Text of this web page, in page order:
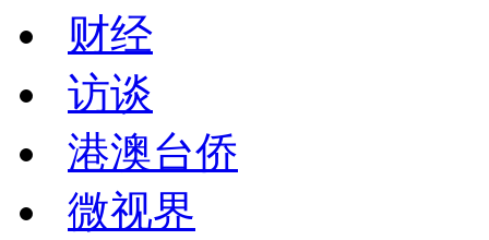
财经
访谈
港澳台侨
微视界